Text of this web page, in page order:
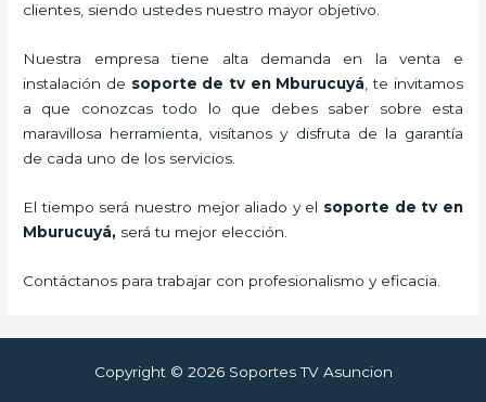
clientes, siendo ustedes nuestro mayor objetivo.
Nuestra empresa tiene alta demanda en la venta e
instalación de soporte de tv en Mburucuyá , te invitamos
a que conozcas todo lo que debes saber sobre esta
maravillosa herramienta, visítanos y disfruta de la garantía
de cada uno de los servicios.
El tiempo será nuestro mejor aliado y el soporte de tv en
Mburucuyá, será tu mejor elección.
Contáctanos para trabajar con profesionalismo y eficacia.
Copyright © 2026 Soportes TV Asuncion